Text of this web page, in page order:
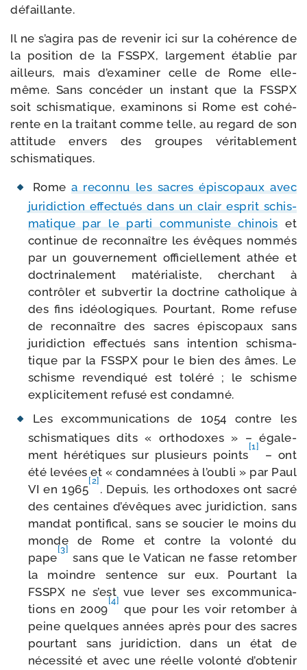
défaillante.
Il ne s’a­gi­ra pas de reve­nir ici sur la cohé­rence de
la posi­tion de la FSSPX, lar­ge­ment éta­blie par
ailleurs, mais d’exa­mi­ner celle de Rome elle-​
même. Sans concé­der un ins­tant que la FSSPX
soit schis­ma­tique, exa­mi­nons si Rome est cohé­
rente en la trai­tant comme telle, au regard de son
atti­tude envers des groupes véri­ta­ble­ment
schismatiques.
Romea recon­nu les sacres épis­co­paux avec
juri­dic­tion effec­tués dans un clair esprit schis­
ma­tique par le par­ti com­mu­niste chi­noiset
conti­nue de recon­naître les évêques nom­més
par un gou­ver­ne­ment offi­ciel­le­ment athée et
doc­tri­na­le­ment maté­ria­liste, cher­chant à
contrô­ler et sub­ver­tir la doc­trine catho­lique à
des fins idéo­lo­giques. Pourtant, Rome refuse
de recon­naître des sacres épis­co­paux sans
juri­dic­tion effec­tués sans inten­tion schis­ma­
tique par la FSSPX pour le bien des âmes. Le
schisme reven­di­qué est tolé­ré ; le schisme
expli­ci­te­ment refu­sé est condamné.
Les excom­mu­ni­ca­tions de 1054 contre les
schis­ma­tiques dits « ortho­doxes » – éga­le­
ment héré­tiques sur plu­sieurs points
[1]
– ont
été levées et « condam­nées à l’oubli » par Paul
VI en 1965
[2]
. Depuis, les ortho­doxes ont sacré
des cen­taines d’évêques avec juri­dic­tion, sans
man­dat pon­ti­fi­cal, sans se sou­cier le moins du
monde de Rome et contre la volon­té du
pape
[3]
sans que le Vatican ne fasse retom­ber
la moindre sen­tence sur eux. Pourtant la
FSSPX ne s’est vue lever ses excom­mu­ni­ca­
tions en 2009
[4]
que pour les voir retom­ber à
peine quelques années après pour des sacres
pour­tant sans juri­dic­tion, dans un état de
néces­si­té et avec une réelle volon­té d’obtenir